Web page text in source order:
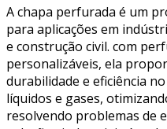
A chapa perfurada é um
para aplicações em
e construção civil. com
personalizáveis, ela
durabilidade e eficiência
líquidos e gases,
resolvendo problemas de